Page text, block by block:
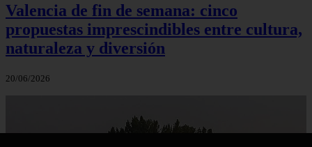
Valencia de fin de semana: cinco
propuestas imprescindibles entre cultura,
naturaleza y diversión
20/06/2026